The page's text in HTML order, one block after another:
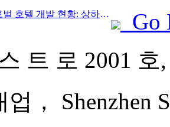
Prev:2026년 글로벌 호텔 개발 현황: 상하이, 신규 객실 증설 부문 1위 기록
Go
트 로 2001
업， Shenzhen